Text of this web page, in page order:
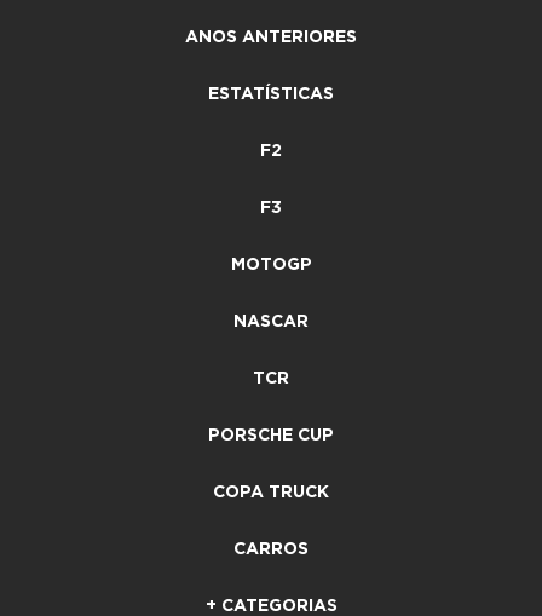
ANOS ANTERIORES
ESTATÍSTICAS
F2
F3
MOTOGP
NASCAR
TCR
PORSCHE CUP
COPA TRUCK
CARROS
+ CATEGORIAS